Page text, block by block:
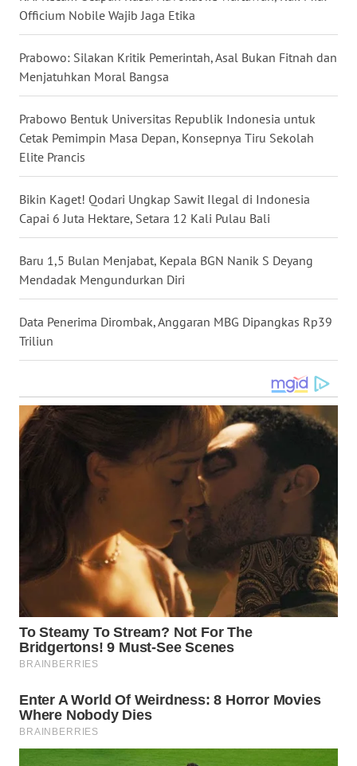
Officium Nobile Wajib Jaga Etika
Prabowo: Silakan Kritik Pemerintah, Asal Bukan Fitnah dan
Menjatuhkan Moral Bangsa
Prabowo Bentuk Universitas Republik Indonesia untuk
Cetak Pemimpin Masa Depan, Konsepnya Tiru Sekolah
Elite Prancis
Bikin Kaget! Qodari Ungkap Sawit Ilegal di Indonesia
Capai 6 Juta Hektare, Setara 12 Kali Pulau Bali
Baru 1,5 Bulan Menjabat, Kepala BGN Nanik S Deyang
Mendadak Mengundurkan Diri
Data Penerima Dirombak, Anggaran MBG Dipangkas Rp39
Triliun
WN
KALTARA
WN
KALSEL
WN
KALTIM
WN
SULSEL
GORONTALO
SULUT
WN
MALUT
DANAU
TOBA
NIAS
LANGKAT
TAPANULI